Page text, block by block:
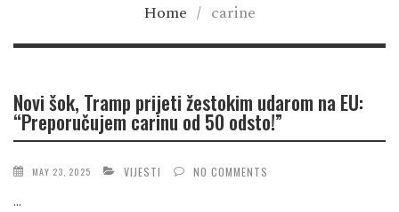
Home / carine
Novi šok, Tramp prijeti žestokim udarom na EU:
“Preporučujem carinu od 50 odsto!”
MAY 23, 2025 VIJESTI NO COMMENTS
...